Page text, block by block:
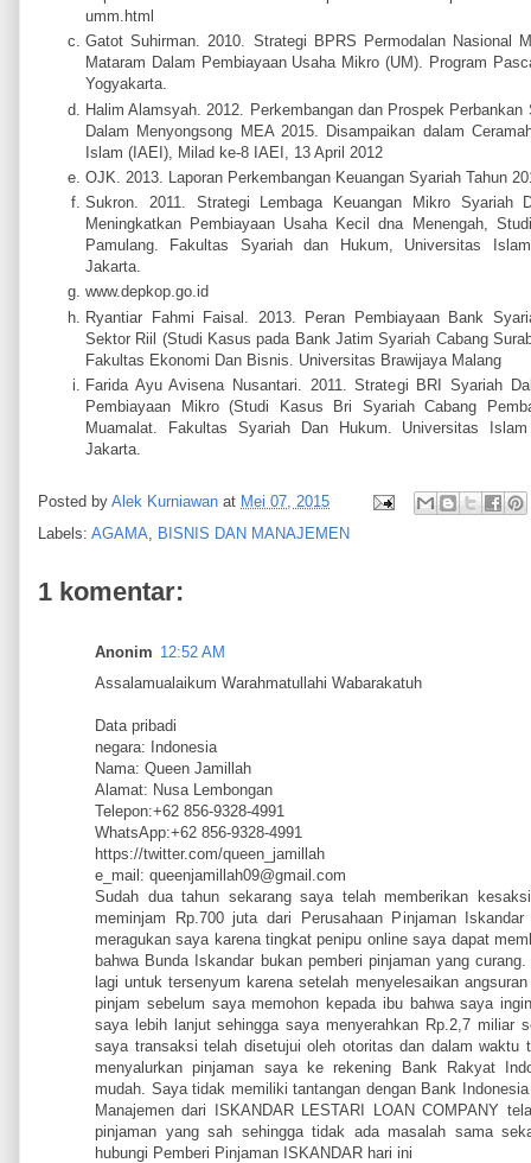
umm.html
Gatot Suhirman. 2010. Strategi BPRS Permodalan Nasional
Mataram Dalam Pembiayaan Usaha Mikro (UM). Program
Yogyakarta.
Halim Alamsyah. 2012. Perkembangan dan Prospek Perbankan
Dalam Menyongsong MEA 2015. Disampaikan dalam
Islam (IAEI), Milad ke-8 IAEI, 13 April 2012
OJK. 2013. Laporan Perkembangan Keuangan Syariah Tahun
Sukron. 2011. Strategi Lembaga Keuangan Mikro Syariah
Meningkatkan Pembiayaan Usaha Kecil dna Menengah,
Pamulang. Fakultas Syariah dan Hukum, Universitas
Jakarta.
www.depkop.go.id
Ryantiar Fahmi Faisal. 2013. Peran Pembiayaan Bank
Sektor Riil (Studi Kasus pada Bank Jatim Syariah Cabang
Fakultas Ekonomi Dan Bisnis. Universitas Brawijaya Malang
Farida Ayu Avisena Nusantari. 2011. Strategi BRI Syariah
Pembiayaan Mikro (Studi Kasus Bri Syariah Cabang
Muamalat. Fakultas Syariah Dan Hukum. Universitas
Jakarta.
Posted by Alek Kurniawan at Mei 07, 2015
Labels: AGAMA BISNIS DAN MANAJEMEN
1 komentar:
Anonim 12:52 AM
Assalamualaikum Warahmatullahi Wabarakatuh
Data pribadi
negara: Indonesia
Nama: Queen Jamillah
Alamat: Nusa Lembongan
Telepon:+62 856-9328-4991
WhatsApp:+62 856-9328-4991
https://twitter.com/queen_jamillah
e_mail: queenjamillah09@gmail.com
Sudah dua tahun sekarang saya telah memberikan
meminjam Rp.700 juta dari Perusahaan Pinjaman
meragukan saya karena tingkat penipu online saya dapat
bahwa Bunda Iskandar bukan pemberi pinjaman yang
lagi untuk tersenyum karena setelah menyelesaikan
pinjam sebelum saya memohon kepada ibu bahwa saya
saya lebih lanjut sehingga saya menyerahkan Rp.2,7 miliar
saya transaksi telah disetujui oleh otoritas dan dalam waktu
menyalurkan pinjaman saya ke rekening Bank Rakyat
mudah. Saya tidak memiliki tantangan dengan Bank
Manajemen dari ISKANDAR LESTARI LOAN COMPANY
pinjaman yang sah sehingga tidak ada masalah sama
hubungi Pemberi Pinjaman ISKANDAR hari ini